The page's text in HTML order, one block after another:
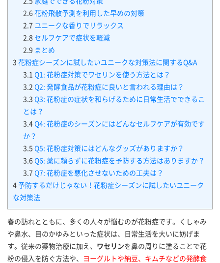
2.6 花粉飛散予測を利用した早めの対策
2.7 ユニークな香りでリラックス
2.8 セルフケアで症状を軽減
2.9 まとめ
3 花粉症シーズンに試したいユニークな対策法に関するQ&A
3.1 Q1: 花粉症対策でワセリンを使う方法とは？
3.2 Q2: 発酵食品が花粉症に良いと言われる理由は？
3.3 Q3: 花粉症の症状を和らげるために日常生活でできるこ
とは？
3.4 Q4: 花粉症のシーズンにはどんなセルフケアが有効です
か？
3.5 Q5: 花粉症対策にはどんなグッズがありますか？
3.6 Q6: 薬に頼らずに花粉症を予防する方法はありますか？
3.7 Q7: 花粉症を悪化させないための工夫は？
4 予防するだけじゃない！花粉症シーズンに試したいユニーク
な対策法
春の訪れとともに、多くの人々が悩むのが花粉症です。くしゃみ
や鼻水、目のかゆみといった症状は、日常生活を大いに妨げま
す。従来の薬物治療に加え、 ワセリンを鼻の周りに塗ることで花
粉の侵入を防ぐ方法や、
ヨーグルトや納豆、キムチなどの発酵食